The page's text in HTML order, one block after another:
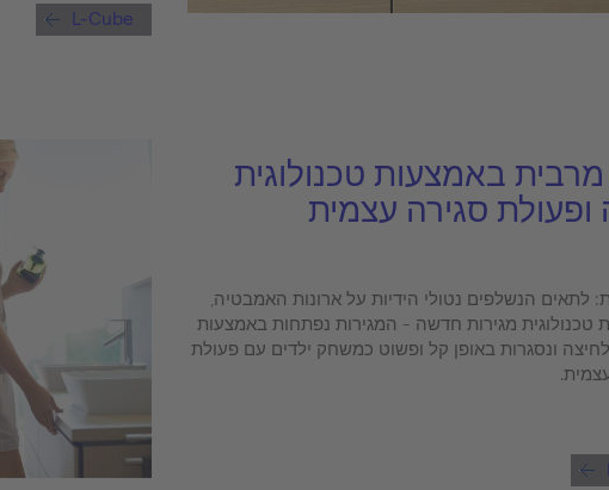
L-Cube
מרבית באמצעות טכנולוגית
ופעולת סגירה עצמית
לתאים הנשלפים נטולי הידיות על ארונות האמבטיה,
טכנולוגית מגירות חדשה - המגירות נפתחות באמצעות
לחיצה ונסגרות באופן קל ופשוט כמשחק ילדים עם פעולת